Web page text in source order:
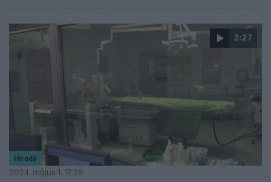
2:27
Híradó
2024. május 1. 17:29